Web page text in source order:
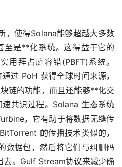
，使得Solana能够超越大多数
至是**化系统。这得益于它的
用拜占庭容错(PBFT)系统。
过 PoH 获得全球时间来源，
链的功能，而且还能够**化交
共识过程。Solana 生态系统
，它有助于将数据无缝传
的传播技术类似的，
数据包，然后将它们与纠删码
。Gulf Stream协议来减少确